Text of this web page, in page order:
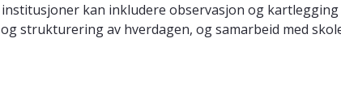
kan inkludere observasjon og kartlegging
strukturering av hverdagen, og samarbeid med